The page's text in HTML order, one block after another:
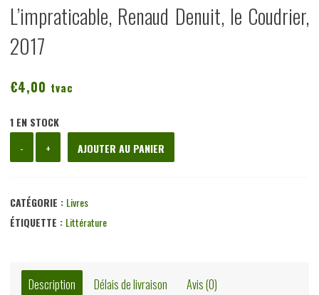
L’impraticable, Renaud Denuit, le Coudrier,
2017
€4,00 tvac
1 EN STOCK
-
de
Renaud
Denuit,
2017
+ AJOUTER AU PANIER
CATÉGORIE : Livres
ÉTIQUETTE : Littérature
Description Délais de livraison Avis (0)